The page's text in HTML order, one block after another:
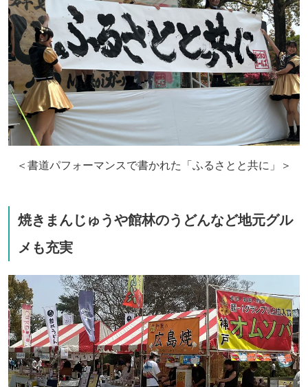
＜書道パフォーマンスで書かれた「ふるさとと共に」＞
焼きまんじゅうや館林のうどんなど地元グル
メも充実